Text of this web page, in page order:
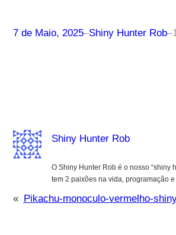
7 de Maio, 2025–Shiny Hunter Rob–
Shiny Hunter Rob
O Shiny Hunter Rob é o nosso “shiny
tem 2 paixões na vida, programação e
« Pikachu-monoculo-vermelho-